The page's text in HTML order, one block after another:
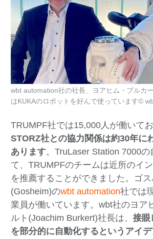
TRUMPF社では15,000人が働いてお
STORZ社との協力関係は約30年に
あります。TruLaser Station 7000
て、TRUMPFのチームは近所のイ
を推薦することができました。ゴ
(Gosheim)のwbt automation社では
業員が働いています。wbt社のヨア
ルト(Joachim Burkert)社長は、接眼
を部分的に自動化するというアイ
wbt automation社の社長、ヨアヒム・ブルカ
はKUKAのロボットを好んで使っています©